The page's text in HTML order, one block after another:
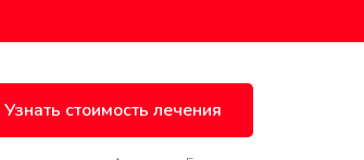
Узнать стоимость лечения